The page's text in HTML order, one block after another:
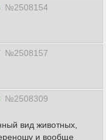
№2508154
№2508157
№2508309
вид животных,
и вообще